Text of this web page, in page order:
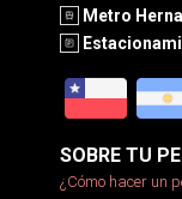
Metro
SOBRE TU
¿Cómo hacer un